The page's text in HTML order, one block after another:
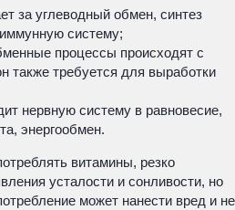
за углеводный обмен, синтез
систему;
процессы происходят с
также требуется для выработки
нервную систему в равновесие,
энергообмен.
витамины, резко
усталости и сонливости, но
может нанести вред и не